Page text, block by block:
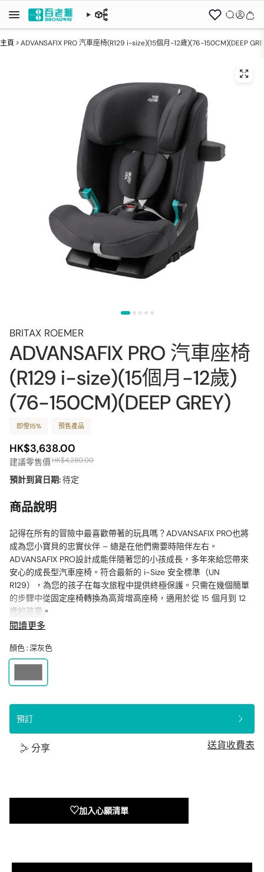
主頁 >ADVANSAFIX PRO 汽車座椅(R129 i-size)(15個月-12歲)(76-150CM)(DEEP
BRITAX ROEMER
ADVANSAFIX PRO 汽車座椅
(R129 i-size)(15個月-12歲)
(76-150CM)(DEEP GREY)
即慳15% 預售產品
HK$3,638.00
建議零售價HK$4,280.00
預計到貨日期:待定
商品說明
記得在所有的冒險中最喜歡帶著的玩具嗎？ADVANSAFIX PRO也將
成為您小寶貝的忠實伙伴 – 總是在他們需要時陪伴左右。
ADVANSAFIX PRO設計成能伴隨著您的小孩成長，多年來給您帶來
安心的成長型汽車座椅。符合最新的 i-Size 安全標準（UN
R129），為您的孩子在每次旅程中提供終極保護。只需在幾個簡單
的步驟中從固定座椅轉換為高背增高座椅，適用於從 15 個月到 12
歲的孩童。
終極的安全性
為您的小孩在每次旅程中提供最大的保護。5 點式安全帶可一直使
用到您的小孩達到 105 厘米（最重 22 公斤），這意味著您可以信
最新的 i-Size 標準（UN R129）進行開發和獲得批准，並配備了先
為任何事故提供最佳的保護。
隨著他們成長而提供舒適和靈活性
給予您的小孩一段舒適的旅程 – 即使他們已經長大了！就像一個忠
實的可愛伙伴，ADVANSAFIX PRO為童年的每個階段帶來最大的舒
車座椅 – ADVANSAFIX PRO保護您的孩子從 15 個月到 12 歲。忙碌
的冒險日？無論年齡如何，都可以調整座椅的靠背，這樣即使是您
放鬆吧：隨著您的幼兒長大，您無需購買新的汽車座椅。輕巧的
閱讀更多
顏色 :深灰色
預訂
分享 送貨收費表
加入心願清單